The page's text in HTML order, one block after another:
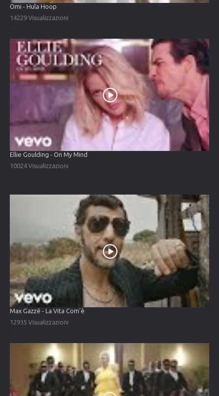
Omi - Hula Hoop
14229 Visualizzazioni
Ellie Goulding - On My Mind
10024 Visualizzazioni
Max Gazzé - La Vita Com'è
12935 Visualizzazioni